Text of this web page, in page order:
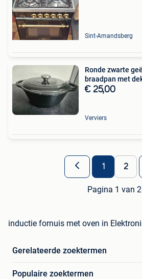
Sint-Amandsberg
Ronde zwarte
braadpan met
€ 25,00
Verviers
1 2
Pagina 1 van 2
inductie fornuis met oven in
Gerelateerde zoektermen
Populaire zoektermen